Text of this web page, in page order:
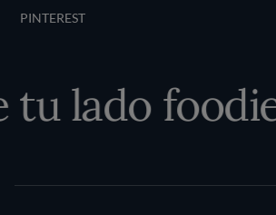
PINTEREST
lado foodie